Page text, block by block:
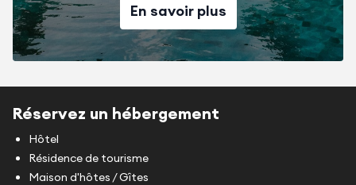
En savoir plus
Réservez un hébergement
Hôtel
Résidence de tourisme
Maison d'hôtes / Gîtes